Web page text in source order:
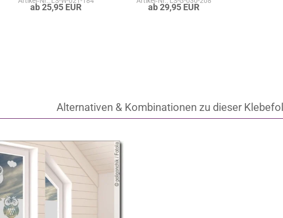
ab 25,95 EUR ab 29,95 EUR
Alternativen & Kombinationen zu dieser